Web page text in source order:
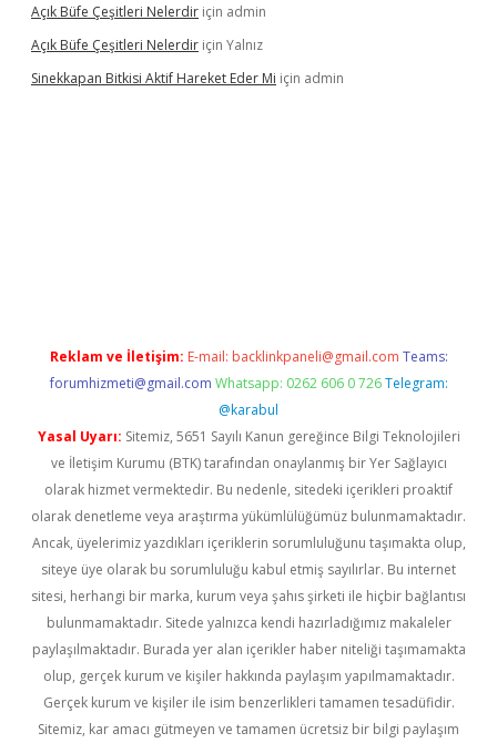
Açık Büfe Çeşitleri Nelerdir için admin
Açık Büfe Çeşitleri Nelerdir için Yalnız
Sinekkapan Bitkisi Aktif Hareket Eder Mi için admin
Reklam ve İletişim: E-mail: backlinkpaneli@gmail.com Teams:
forumhizmeti@gmail.com Whatsapp: 0262 606 0 726 Telegram:
@karabul
Yasal Uyarı: Sitemiz, 5651 Sayılı Kanun gereğince Bilgi Teknolojileri
ve İletişim Kurumu (BTK) tarafından onaylanmış bir Yer Sağlayıcı
olarak hizmet vermektedir. Bu nedenle, sitedeki içerikleri proaktif
olarak denetleme veya araştırma yükümlülüğümüz bulunmamaktadır.
Ancak, üyelerimiz yazdıkları içeriklerin sorumluluğunu taşımakta olup,
siteye üye olarak bu sorumluluğu kabul etmiş sayılırlar. Bu internet
sitesi, herhangi bir marka, kurum veya şahıs şirketi ile hiçbir bağlantısı
bulunmamaktadır. Sitede yalnızca kendi hazırladığımız makaleler
paylaşılmaktadır. Burada yer alan içerikler haber niteliği taşımamakta
olup, gerçek kurum ve kişiler hakkında paylaşım yapılmamaktadır.
Gerçek kurum ve kişiler ile isim benzerlikleri tamamen tesadüfidir.
Sitemiz, kar amacı gütmeyen ve tamamen ücretsiz bir bilgi paylaşım